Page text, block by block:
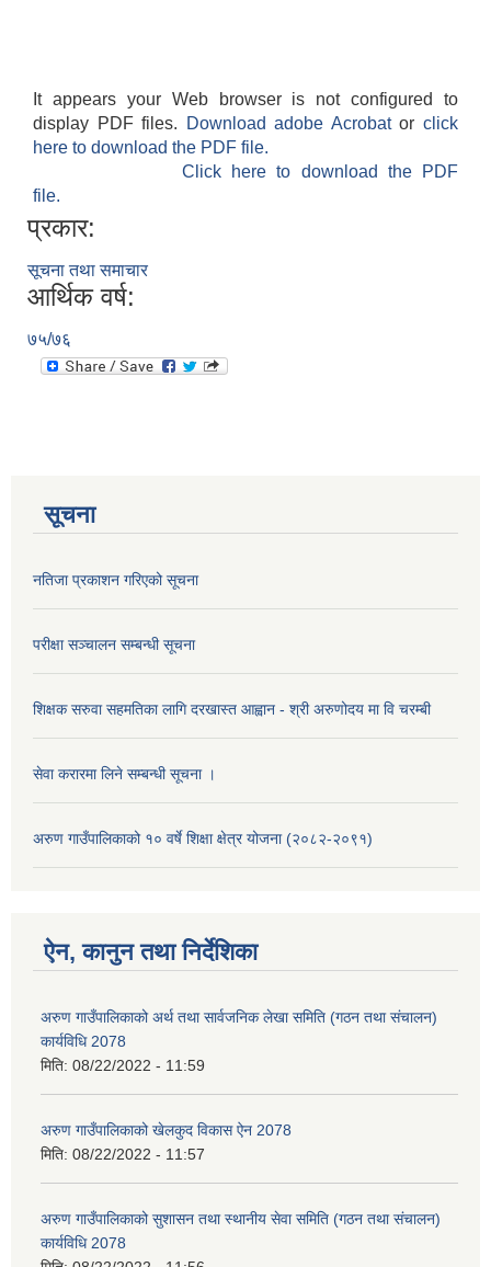
It appears your Web browser is not configured to
display PDF files.
Download adobe Acrobatorclick
here to download the PDF file.
Click here to download the PDF
file.
प्रकार:
सूचना तथा समाचार
आर्थिक वर्ष:
७५/७६
सूचना
नतिजा प्रकाशन गरिएको सूचना
परीक्षा सञ्चालन सम्बन्धी सूचना
शिक्षक सरुवा सहमतिका लागि दरखास्त आह्वान - श्री अरुणोदय मा वि चरम्बी
सेवा करारमा लिने सम्बन्धी सूचना ।
अरुण गाउँपालिकाको १० वर्षे शिक्षा क्षेत्र योजना (२०८२-२०९१)
ऐन, कानुन तथा निर्देशिका
अरुण गाउँपालिकाको अर्थ तथा सार्वजनिक लेखा समिति (गठन तथा संचालन)
कार्यविधि 2078
मिति: 08/22/2022 - 11:59
अरुण गाउँपालिकाको खेलकुद विकास ऐन 2078
मिति: 08/22/2022 - 11:57
अरुण गाउँपालिकाको सुशासन तथा स्थानीय सेवा समिति (गठन तथा संचालन)
कार्यविधि 2078